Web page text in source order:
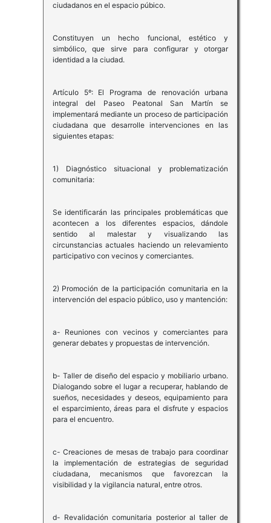
ciudadanos en el espacio púbico.
Constituyen un hecho funcional, estético y
simbólico, que sirve para configurar y otorgar
identidad a la ciudad.
Artículo 5º: El Programa de renovación urbana
integral del Paseo Peatonal San Martín se
implementará mediante un proceso de participación
ciudadana que desarrolle intervenciones en las
siguientes etapas:
1) Diagnóstico situacional y problematización
comunitaria:
Se identificarán las principales problemáticas que
acontecen a los diferentes espacios, dándole
sentido al malestar y visualizando las
circunstancias actuales haciendo un relevamiento
participativo con vecinos y comerciantes.
2) Promoción de la participación comunitaria en la
intervención del espacio público, uso y mantención:
a- Reuniones con vecinos y comerciantes para
generar debates y propuestas de intervención.
b- Taller de diseño del espacio y mobiliario urbano.
Dialogando sobre el lugar a recuperar, hablando de
sueños, necesidades y deseos, equipamiento para
el esparcimiento, áreas para el disfrute y espacios
para el encuentro.
c- Creaciones de mesas de trabajo para coordinar
la implementación de estrategias de seguridad
ciudadana, mecanismos que favorezcan la
visibilidad y la vigilancia natural, entre otros.
d- Revalidación comunitaria posterior al taller de